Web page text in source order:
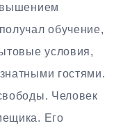
обучение,
условия,
гостями.
Человек
Его